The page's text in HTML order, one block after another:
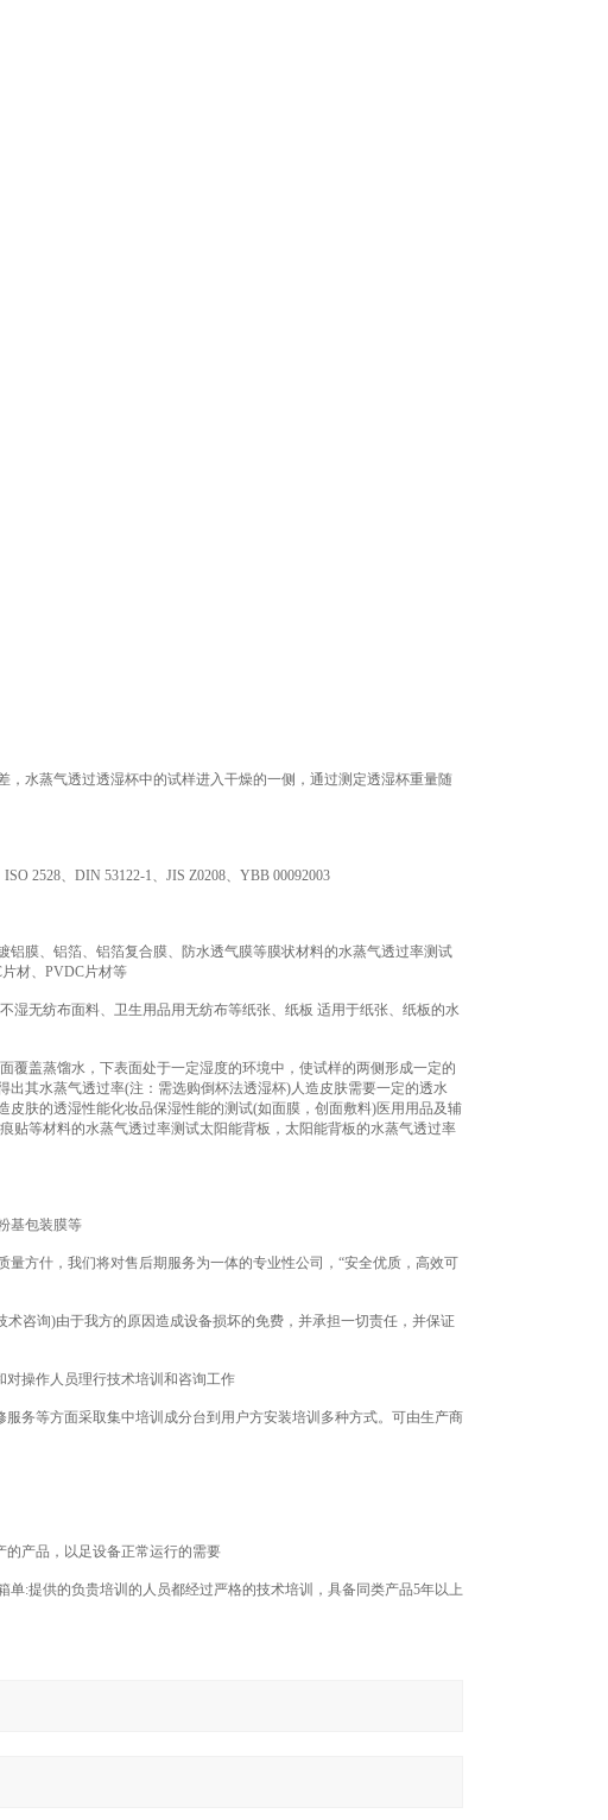
水蒸气透过透湿杯中的试样进入干燥的一侧，通过测定透湿杯重量随
2528、DIN 53122-1、JIS Z0208、YBB 00092003
膜、铝箔、铝箔复合膜、防水透气膜等膜状材料的水蒸气透过率测试
材、PVDC片材等
无纺布面料、卫生用品用无纺布等纸张、纸板 适用于纸张、纸板的水
盖蒸馏水，下表面处于一定湿度的环境中，使试样的两侧形成一定的
其水蒸气透过率(注：需选购倒杯法透湿杯)人造皮肤需要一定的透水
肤的透湿性能化妆品保湿性能的测试(如面膜，创面敷料)医用用品及辅
贴等材料的水蒸气透过率测试太阳能背板，太阳能背板的水蒸气透过率
基包装膜等
方什，我们将对售后期服务为一体的专业性公司，“安全优质，高效可
咨询)由于我方的原因造成设备损坏的免费，并承担一切责任，并保证
操作人员理行技术培训和咨询工作
等方面采取集中培训成分台到用户方安装培训多种方式。可由生产商
产品，以足设备正常运行的需要
:提供的负贵培训的人员都经过严格的技术培训，具备同类产品5年以上